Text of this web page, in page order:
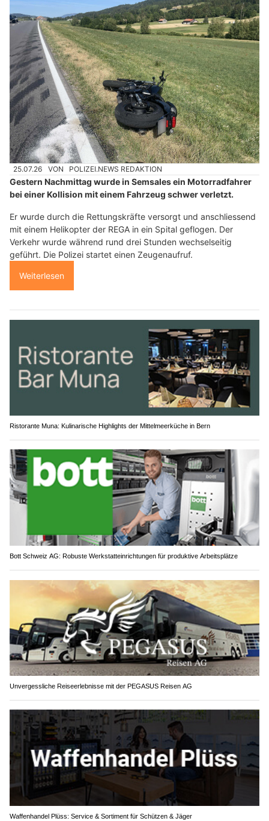
25.07.26 VON POLIZEI.NEWS REDAKTION
Gestern Nachmittag wurde in Semsales ein Motorradfahrer
bei einer Kollision mit einem Fahrzeug schwer verletzt.
Er wurde durch die Rettungskräfte versorgt und anschliessend
mit einem Helikopter der REGA in ein Spital geflogen. Der
Verkehr wurde während rund drei Stunden wechselseitig
geführt. Die Polizei startet einen Zeugenaufruf.
Weiterlesen
Ristorante Muna: Kulinarische Highlights der Mittelmeerküche in Bern
Bott Schweiz AG: Robuste Werkstatteinrichtungen für produktive Arbeitsplätze
Unvergessliche Reiseerlebnisse mit der PEGASUS Reisen AG
Waffenhandel Plüss: Service & Sortiment für Schützen & Jäger